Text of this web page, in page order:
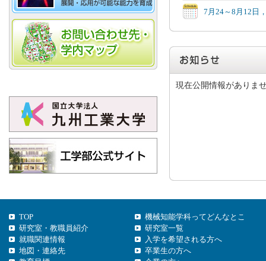
7月24～8月12日
現在公開情報がありま
TOP
研究室・教職員紹介
就職関連情報
地図・連絡先
機械知能学科ってどんなとこ
研究室一覧
入学を希望される方へ
卒業生の方へ